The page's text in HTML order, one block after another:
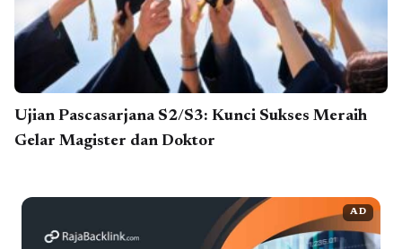
Ujian Pascasarjana S2/S3: Kunci Sukses Meraih
Gelar Magister dan Doktor
AD